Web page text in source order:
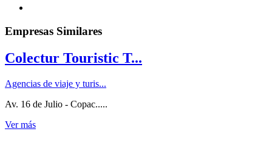
Empresas Similares
Colectur Touristic T...
Agencias de viaje y turis...
Av. 16 de Julio - Copac.....
Ver más